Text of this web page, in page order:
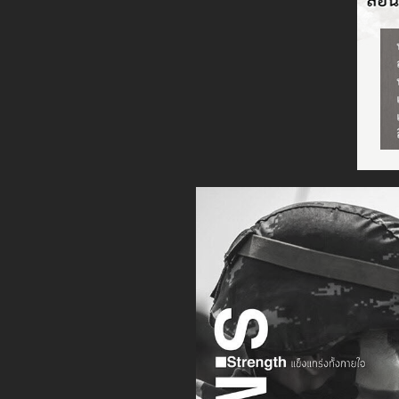
พิธีปิดการฝึกอบร
พันทหารกา
โดยมี ผบ.ศบบ.
พร้อมทั้งคณะผู้บั